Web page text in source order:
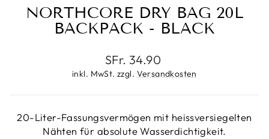
NORTHCORE DRY BAG 20L
BACKPACK - BLACK
Normaler
Preis
SFr. 34.90
inkl. MwSt. zzgl. Versandkosten
20-Liter-Fassungsvermögen mit heissversiegelten
Nähten für absolute Wasserdichtigkeit.